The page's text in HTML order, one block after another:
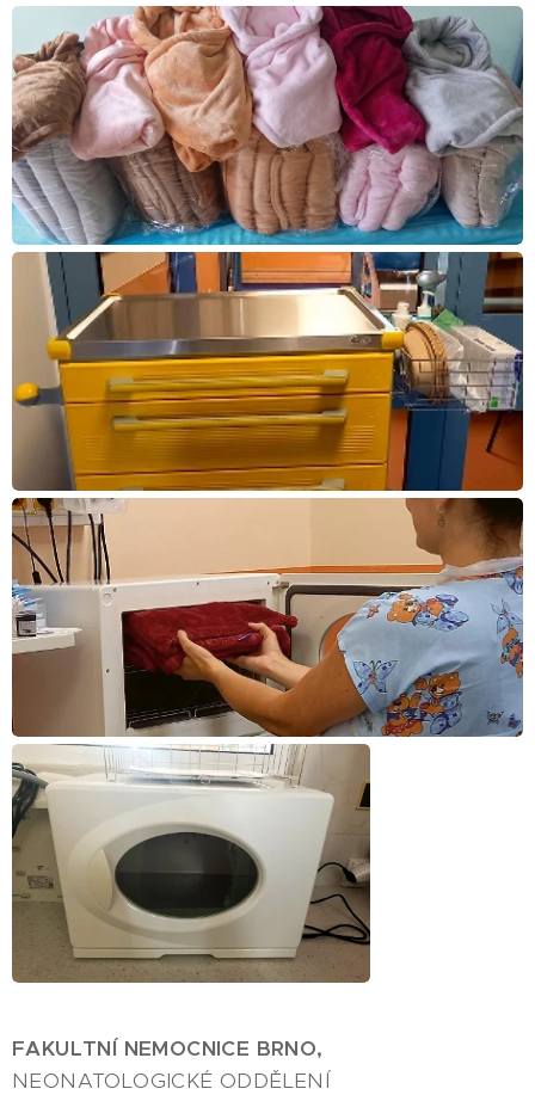
FAKULTNÍ NEMOCNICE BRNO,
NEONATOLOGICKÉ ODDĚLENÍ